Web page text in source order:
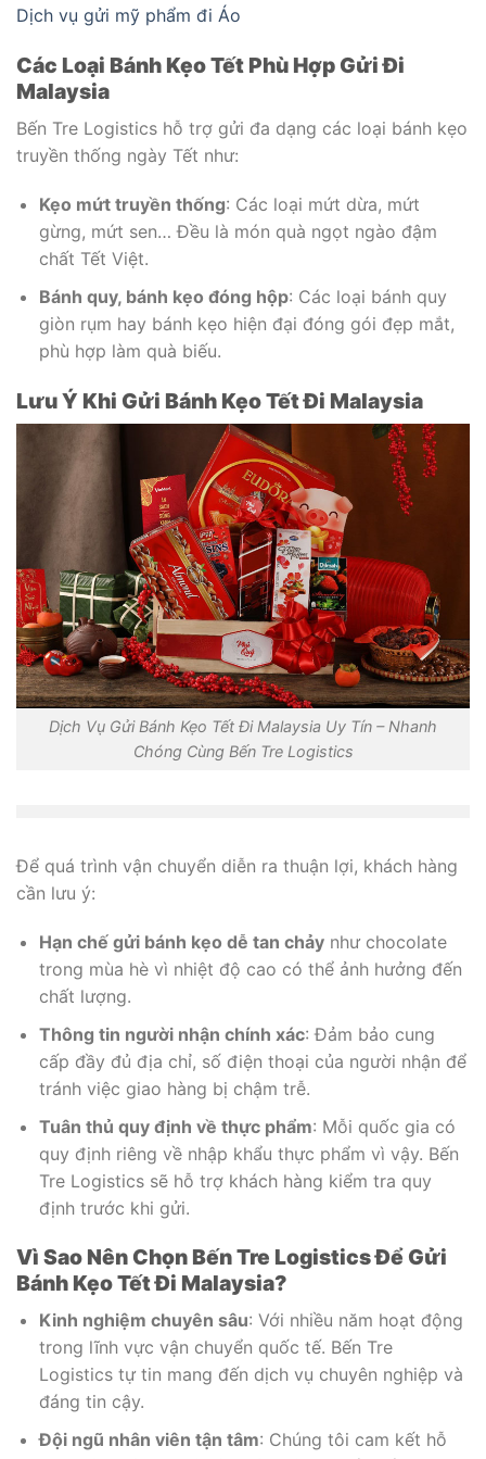
Dịch vụ gửi mỹ phẩm đi Áo
Các Loại Bánh Kẹo Tết Phù Hợp Gửi Đi
Malaysia
Bến Tre Logistics hỗ trợ gửi đa dạng các loại bánh kẹo
truyền thống ngày Tết như:
Kẹo mứt truyền thống: Các loại mứt dừa, mứt
gừng, mứt sen… Đều là món quà ngọt ngào đậm
chất Tết Việt.
Bánh quy, bánh kẹo đóng hộp: Các loại bánh quy
giòn rụm hay bánh kẹo hiện đại đóng gói đẹp mắt,
phù hợp làm quà biếu.
Lưu Ý Khi Gửi Bánh Kẹo Tết Đi Malaysia
Dịch Vụ Gửi Bánh Kẹo Tết Đi Malaysia Uy Tín – Nhanh
Chóng Cùng Bến Tre Logistics
Để quá trình vận chuyển diễn ra thuận lợi, khách hàng
cần lưu ý:
Hạn chế gửi bánh kẹo dễ tan chảynhư chocolate
trong mùa hè vì nhiệt độ cao có thể ảnh hưởng đến
chất lượng.
Thông tin người nhận chính xác: Đảm bảo cung
cấp đầy đủ địa chỉ, số điện thoại của người nhận để
tránh việc giao hàng bị chậm trễ.
Tuân thủ quy định về thực phẩm: Mỗi quốc gia có
quy định riêng về nhập khẩu thực phẩm vì vậy. Bến
Tre Logistics sẽ hỗ trợ khách hàng kiểm tra quy
định trước khi gửi.
Vì Sao Nên Chọn Bến Tre Logistics Để Gửi
Bánh Kẹo Tết Đi Malaysia?
Kinh nghiệm chuyên sâu: Với nhiều năm hoạt động
trong lĩnh vực vận chuyển quốc tế. Bến Tre
Logistics tự tin mang đến dịch vụ chuyên nghiệp và
đáng tin cậy.
Đội ngũ nhân viên tận tâm: Chúng tôi cam kết hỗ